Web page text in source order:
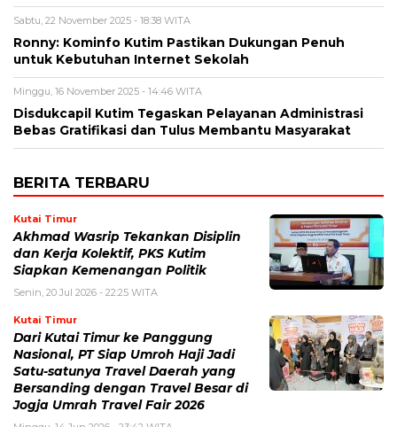
Sabtu, 22 November 2025 - 18:38 WITA
Ronny: Kominfo Kutim Pastikan Dukungan Penuh
untuk Kebutuhan Internet Sekolah
Minggu, 16 November 2025 - 14:46 WITA
Disdukcapil Kutim Tegaskan Pelayanan Administrasi
Bebas Gratifikasi dan Tulus Membantu Masyarakat
BERITA TERBARU
Kutai Timur
Akhmad Wasrip Tekankan Disiplin
dan Kerja Kolektif, PKS Kutim
Siapkan Kemenangan Politik
Senin, 20 Jul 2026 - 22:25 WITA
Kutai Timur
Dari Kutai Timur ke Panggung
Nasional, PT Siap Umroh Haji Jadi
Satu-satunya Travel Daerah yang
Bersanding dengan Travel Besar di
Jogja Umrah Travel Fair 2026